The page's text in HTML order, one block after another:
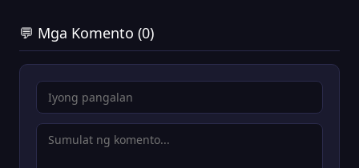
💬 Mga Komento (0)